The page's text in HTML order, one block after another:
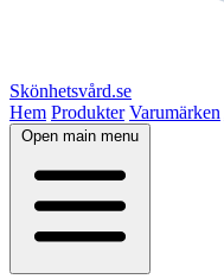
Skönhetsvård.se
Hem Produkter Varumärken
Open main menu